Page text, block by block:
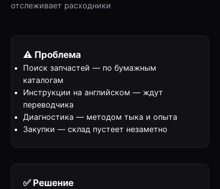
отслеживает расходники
⚠️ Проблема
Поиск запчастей — по бумажным
каталогам
Инструкции на английском — ждут
переводчика
Диагностика — методом тыка и опыта
Закупки — склад пустеет незаметно
✅ Решение